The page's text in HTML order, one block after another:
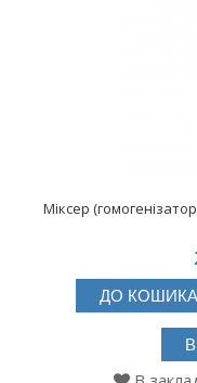
Міксер
ДО КОШИКА